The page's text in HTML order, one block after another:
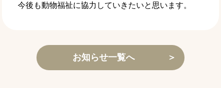
今後も動物福祉に協力していきたいと思います。
お知らせ一覧へ ＞